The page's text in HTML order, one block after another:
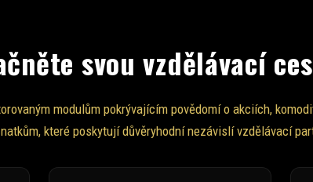
svou vzdělávací
modulům pokrývajícím povědomí o akciích,
které poskytují důvěryhodní nezávislí vzdělávací